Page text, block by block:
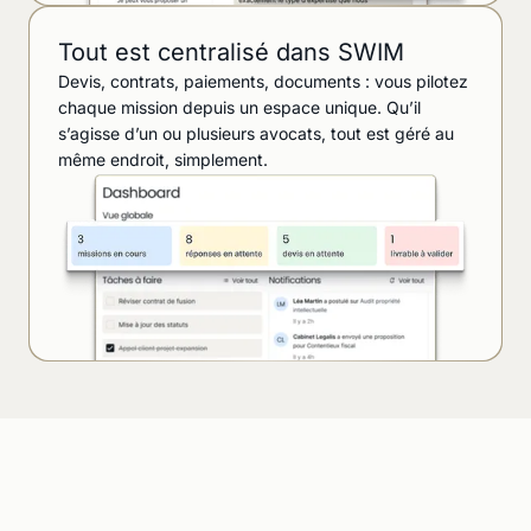
Tout est centralisé dans SWIM
Devis, contrats, paiements, documents : vous pilotez
chaque mission depuis un espace unique. Qu’il
s’agisse d’un ou plusieurs avocats, tout est géré au
même endroit, simplement.